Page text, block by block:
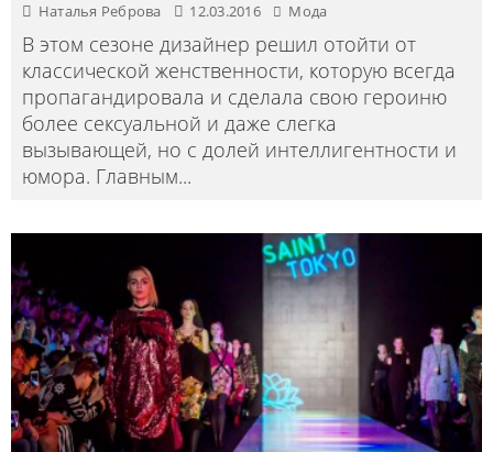
Наталья Реброва 12.03.2016 Мода
В этом сезоне дизайнер решил отойти от
классической женственности, которую всегда
пропагандировала и сделала свою героиню
более сексуальной и даже слегка
вызывающей, но с долей интеллигентности и
юмора. Главным...